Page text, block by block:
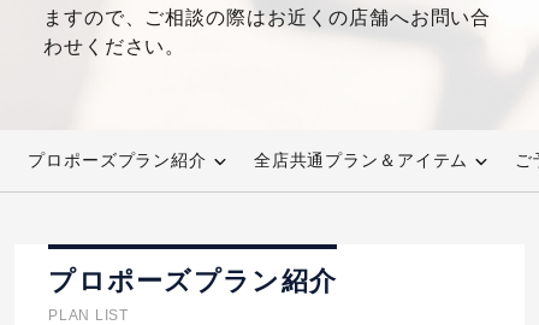
ますので、ご相談の際はお近くの店舗へお問い合
わせください。
プロポーズプラン紹介 全店共通プラン＆アイテム ご
プロポーズプラン紹介
PLAN LIST
プロポーズサポートの流れ
スペシャルプロポーズイベント
プロポーズ知恵袋